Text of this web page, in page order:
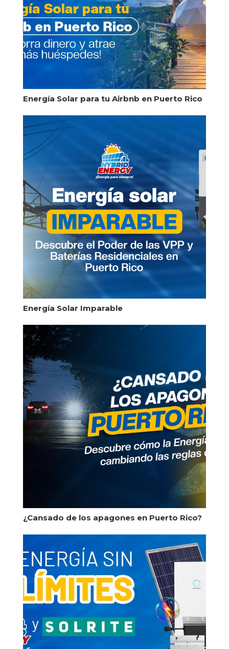
Energía Solar para tu Airbnb en Puerto Rico
Energía Solar Imparable
¿Cansado de los apagones en Puerto Rico?